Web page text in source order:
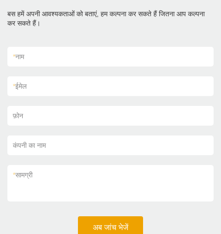
बस हमें अपनी आवश्यकताओं को बताएं, हम कल्पना कर सकते हैं जितना आप कल्पना
कर सकते हैं।
*नाम
*ईमेल
फ़ोन
कंपनी का नाम
*सामग्री
अब जांच भेजें